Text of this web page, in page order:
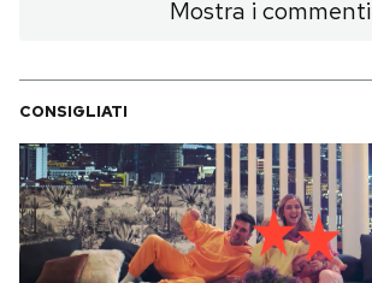
Mostra i commenti
CONSIGLIATI